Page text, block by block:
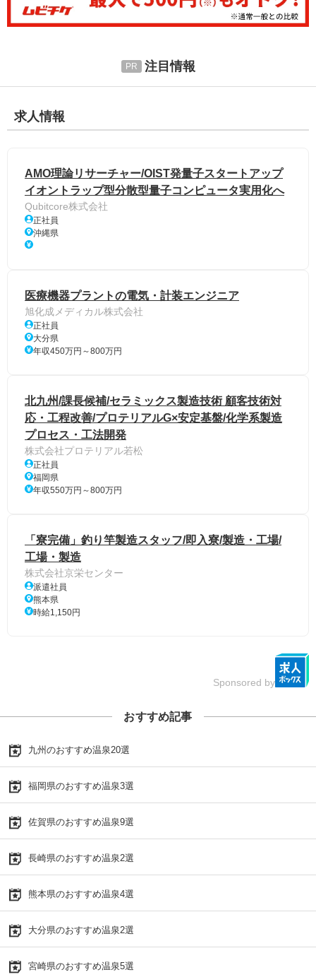
注目情報
求人情報
AMO理論リサーチャー/OIST発量子スタートアップ
イオントラップ型分散型量子コンピュータ実用化へ
Qubitcore株式会社
正社員
沖縄県
医療機器プラントの電気・計装エンジニア
旭化成メディカル株式会社
正社員
大分県
年収450万円～800万円
北九州/課長候補/セラミックス製造技術 顧客技術対
応・工程改善/プロテリアルG×安定基盤/化学系製造
プロセス・工法開発
株式会社プロテリアル若松
正社員
福岡県
年収550万円～800万円
「寮完備」釣り竿製造スタッフ/即入寮/製造・工場/
工場・製造
株式会社京栄センター
派遣社員
熊本県
時給1,150円
Sponsored by
おすすめ記事
九州のおすすめ温泉20選
福岡県のおすすめ温泉3選
佐賀県のおすすめ温泉9選
長崎県のおすすめ温泉2選
熊本県のおすすめ温泉4選
大分県のおすすめ温泉2選
宮崎県のおすすめ温泉5選